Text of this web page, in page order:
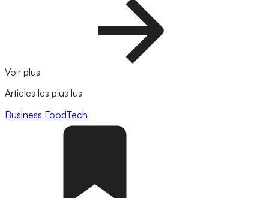
Voir plus
Articles les plus lus
Business FoodTech